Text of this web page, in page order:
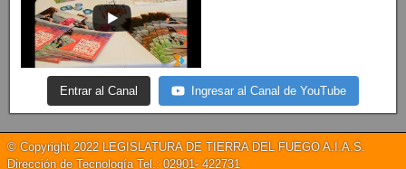
Entrar al Canal Ingresar al Canal de YouTube
© Copyright 2022 LEGISLATURA DE TIERRA DEL FUEGO A.I.A.S.
Dirección de Tecnología Tel.: 02901- 422731